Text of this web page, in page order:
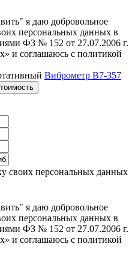
я даю добровольное
персональных данных в
ФЗ № 152 от 27.07.2006 г.
и соглашаюсь с политикой
Виброметр В7-357
своих персональных данных
я даю добровольное
персональных данных в
ФЗ № 152 от 27.07.2006 г.
и соглашаюсь с политикой